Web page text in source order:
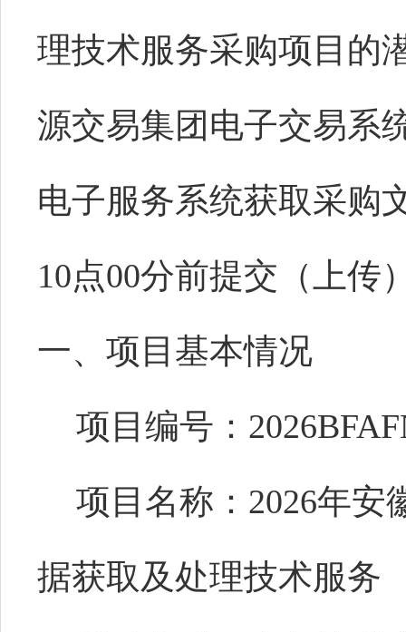
理技术服务采购项目的
源交易集团电子交易系
电子服务系统获取采购
10点00分前提交（上传
一、项目基本情况
项目编号：
项目名称：2026年安
据获取及处理技术服务